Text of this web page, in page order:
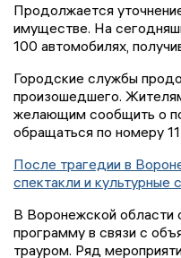
Продолжается
имуществе. На
100 автомобилях,
Городские службы
произошедшего.
желающим сообщить о
обращаться по номеру
После трагедии в
спектакли и культурные
В Воронежской области
программу в связи с
трауром. Ряд